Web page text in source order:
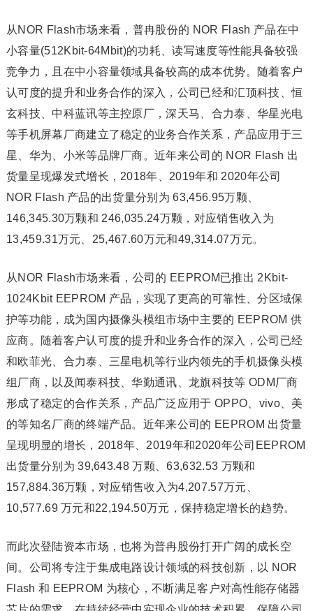
从NOR Flash市场来看，普冉股份的 NOR Flash 产品在中
小容量(512Kbit-64Mbit)的功耗、读写速度等性能具备较强
竞争力，且在中小容量领域具备较高的成本优势。随着客户
认可度的提升和业务合作的深入，公司已经和汇顶科技、恒
玄科技、中科蓝讯等主控原厂，深天马、合力泰、华星光电
等手机屏幕厂商建立了稳定的业务合作关系，产品应用于三
星、华为、小米等品牌厂商。近年来公司的 NOR Flash 出
货量呈现爆发式增长，2018年、2019年和 2020年公司
NOR Flash 产品的出货量分别为 63,456.95万颗、
146,345.30万颗和 246,035.24万颗，对应销售收入为
13,459.31万元、25,467.60万元和49,314.07万元。
从NOR Flash市场来看，公司的 EEPROM已推出 2Kbit-
1024Kbit EEPROM 产品，实现了更高的可靠性、分区域保
护等功能，成为国内摄像头模组市场中主要的 EEPROM 供
应商。随着客户认可度的提升和业务合作的深入，公司已经
和欧菲光、合力泰、三星电机等行业内领先的手机摄像头模
组厂商，以及闻泰科技、华勤通讯、龙旗科技等 ODM厂商
形成了稳定的合作关系，产品广泛应用于 OPPO、vivo、美
的等知名厂商的终端产品。近年来公司的 EEPROM 出货量
呈现明显的增长，2018年、2019年和2020年公司EEPROM
出货量分别为 39,643.48 万颗、63,632.53 万颗和
157,884.36万颗，对应销售收入为4,207.57万元、
10,577.69 万元和22,194.50万元，保持稳定增长的趋势。
而此次登陆资本市场，也将为普冉股份打开广阔的成长空
间。公司将专注于集成电路设计领域的科技创新，以 NOR
Flash 和 EEPROM 为核心，不断满足客户对高性能存储器